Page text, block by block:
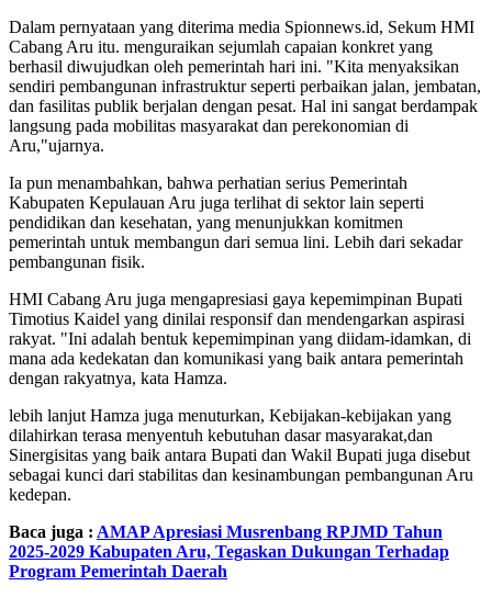
Dalam pernyataan yang diterima media Spionnews.id, Sekum HMI
Cabang Aru itu. menguraikan sejumlah capaian konkret yang
berhasil diwujudkan oleh pemerintah hari ini. "Kita menyaksikan
sendiri pembangunan infrastruktur seperti perbaikan jalan, jembatan,
dan fasilitas publik berjalan dengan pesat. Hal ini sangat berdampak
langsung pada mobilitas masyarakat dan perekonomian di
Aru,"ujarnya.
Ia pun menambahkan, bahwa perhatian serius Pemerintah
Kabupaten Kepulauan Aru juga terlihat di sektor lain seperti
pendidikan dan kesehatan, yang menunjukkan komitmen
pemerintah untuk membangun dari semua lini. Lebih dari sekadar
pembangunan fisik.
HMI Cabang Aru juga mengapresiasi gaya kepemimpinan Bupati
Timotius Kaidel yang dinilai responsif dan mendengarkan aspirasi
rakyat. "Ini adalah bentuk kepemimpinan yang diidam-idamkan, di
mana ada kedekatan dan komunikasi yang baik antara pemerintah
dengan rakyatnya, kata Hamza.
lebih lanjut Hamza juga menuturkan, Kebijakan-kebijakan yang
dilahirkan terasa menyentuh kebutuhan dasar masyarakat,dan
Sinergisitas yang baik antara Bupati dan Wakil Bupati juga disebut
sebagai kunci dari stabilitas dan kesinambungan pembangunan Aru
kedepan.
Baca juga : AMAP Apresiasi Musrenbang RPJMD Tahun
2025-2029 Kabupaten Aru, Tegaskan Dukungan Terhadap
Program Pemerintah Daerah